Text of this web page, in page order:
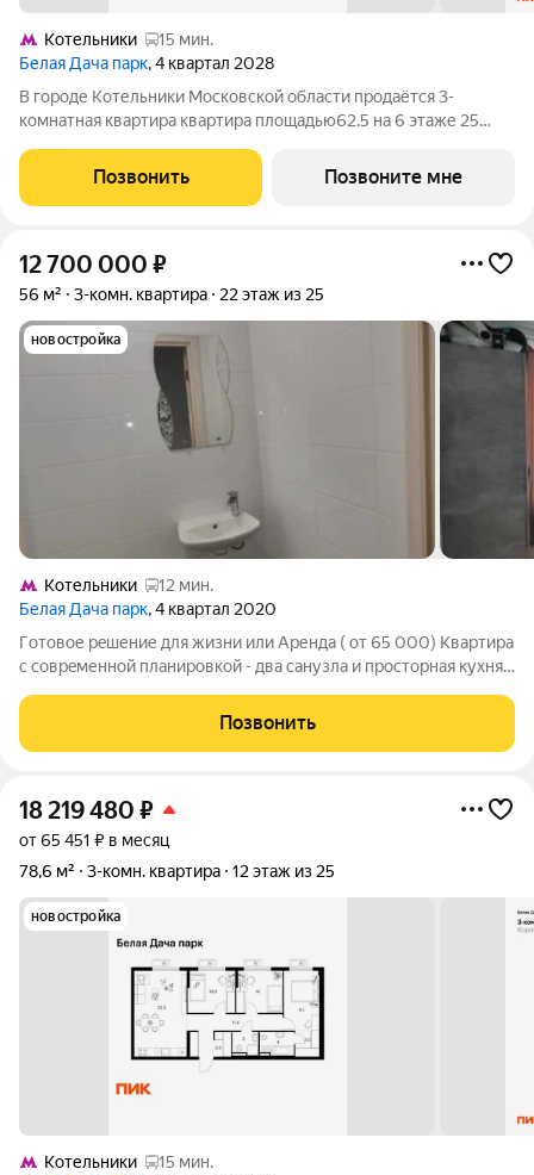
Котельники
15 мин.
Белая Дача парк, 4 квартал 2028
В городе Котельники Московской области продаётся 3-
комнатная квартира квартира площадью62.5 на 6 этаже 25
Дача парк». Удобное расположение 7 минут на автомобиле до
станции метро «Котельники»
Позвонить Позвоните мне
12 700 000 ₽
56 м² 3-комн. квартира 22 этаж из 25
новостройка
Котельники
12 мин.
Белая Дача парк, 4 квартал 2020
Гoтовое peшение для жизни или Аренда ( oт 65 000) Квaртиpа
c cовpeменнoй плaниpoвкoй - два санузла и пpоcтoрная кухня-
всеми удoбcтвами для активнoго отдыxа вceй сeмьи: зeлёный
прогулoчный бульвaр,
Позвонить
18 219 480 ₽
от 65 451 ₽ в месяц
78,6 м²
3-комн. квартира 12 этаж из 25
новостройка
Котельники
15 мин.